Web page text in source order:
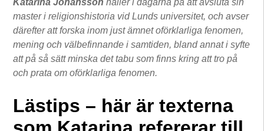
Katarina Johansson håller i dagarna på att avsluta sin
master i religionshistoria vid Lunds universitet, och avser
därefter att forska inom just ämnet oförklarliga fenomen,
mening och välbefinnande i samtiden, bland annat i syfte
att på så sätt minska det tabu som finns kring att tro på
och prata om oförklarliga fenomen.
Lästips – här är texterna